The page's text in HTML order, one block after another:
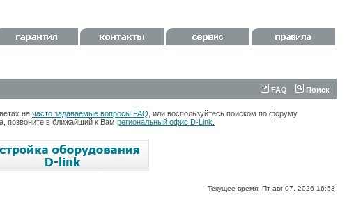
FAQ Поиск
на часто задаваемые вопросы FAQ , или воспользуйтесь поиском по форуму.
позвоните в ближайший к Вам региональный офис D-Link.
Текущее время: Пт авг 07, 2026 16:53